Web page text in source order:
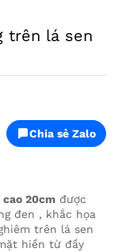
trên lá sen
Chia sẻ Zalo
cao 20cm được
đen , khắc họa
trên lá sen
hiền từ đầy